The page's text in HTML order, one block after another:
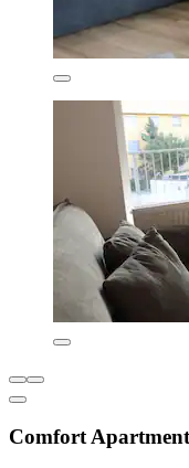
Comfort